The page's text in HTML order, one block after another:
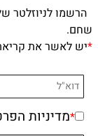
הרשמו לניוזלטר
שחם.
*יש לאשר את
*מדיניות